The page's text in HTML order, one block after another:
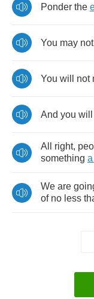
Ponder the
You may not
You will not
And you will
All right,
something a
We are
of no less